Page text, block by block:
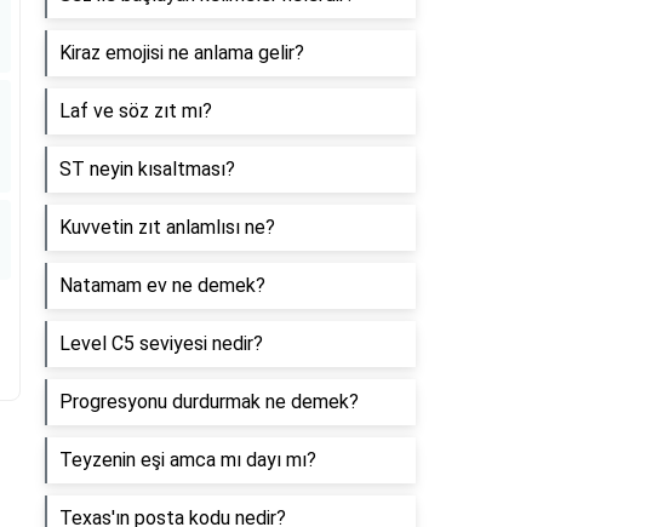
Kiraz emojisi ne anlama gelir?
Laf ve söz zıt mı?
ST neyin kısaltması?
Kuvvetin zıt anlamlısı ne?
Natamam ev ne demek?
Level C5 seviyesi nedir?
Progresyonu durdurmak ne demek?
Teyzenin eşi amca mı dayı mı?
Texas'ın posta kodu nedir?